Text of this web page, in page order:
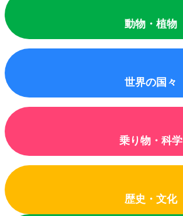
動物・植物
世界の国々
乗り物・科学
歴史・文化